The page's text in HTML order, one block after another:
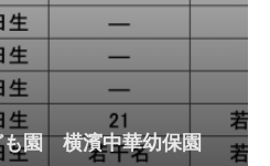
も園 横濱中華幼保園